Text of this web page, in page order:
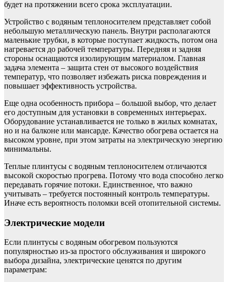
будет на протяжении всего срока эксплуатации.
Устройство с водяным теплоносителем представляет собой
небольшую металлическую панель. Внутри располагаются
маленькие трубки, в которые поступает жидкость, потом она
нагревается до рабочей температуры. Передняя и задняя
стороны оснащаются изолирующим материалом. Главная
задача элемента – защита стен от высокого воздействия
температур, что позволяет избежать риска повреждения и
повышает эффективность устройства.
Еще одна особенность прибора – большой выбор, что делает
его доступным для установки в современных интерьерах.
Оборудование устанавливается не только в жилых комнатах,
но и на балконе или мансарде. Качество обогрева остается на
высоком уровне, при этом затраты на электрическую энергию
минимальны.
Теплые плинтусы с водяным теплоносителем отличаются
высокой скоростью прогрева. Потому что вода способно легко
передавать горячие потоки. Единственное, что важно
учитывать – требуется постоянный контроль температуры.
Иначе есть вероятность поломки всей отопительной системы.
Электрические модели
Если плинтусы с водяным обогревом пользуются
популярностью из-за простого обслуживания и широкого
выбора дизайна, электрические ценятся по другим
параметрам: